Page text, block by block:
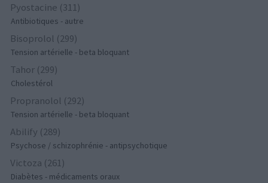
Pyostacine (311)
Antibiotiques - autre
Bisoprolol (299)
Tension artérielle - beta bloquant
Tahor (299)
Cholestérol
Propranolol (292)
Tension artérielle - beta bloquant
Abilify (289)
Psychose / schizophrénie - antipsychotique
Victoza (261)
Diabètes - médicaments oraux